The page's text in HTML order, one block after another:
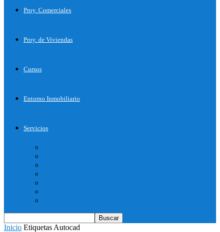
Proy. Comerciales
Proy. de Viviendas
Cursos
Entorno Inmobiliario
Servicios
Inicio Etiquetas Autocad